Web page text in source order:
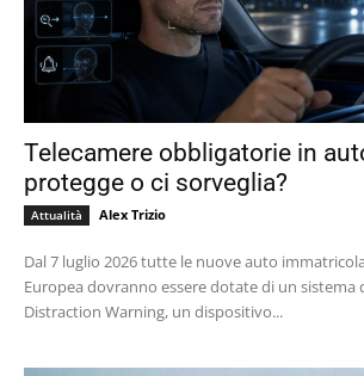
Telecamere obbligatorie in
protegge o ci sorveglia?
Attualità Alex Trizio
Dal 7 luglio 2026 tutte le nuove auto
Europea dovranno essere dotate di un sistema
Distraction Warning, un dispositivo...